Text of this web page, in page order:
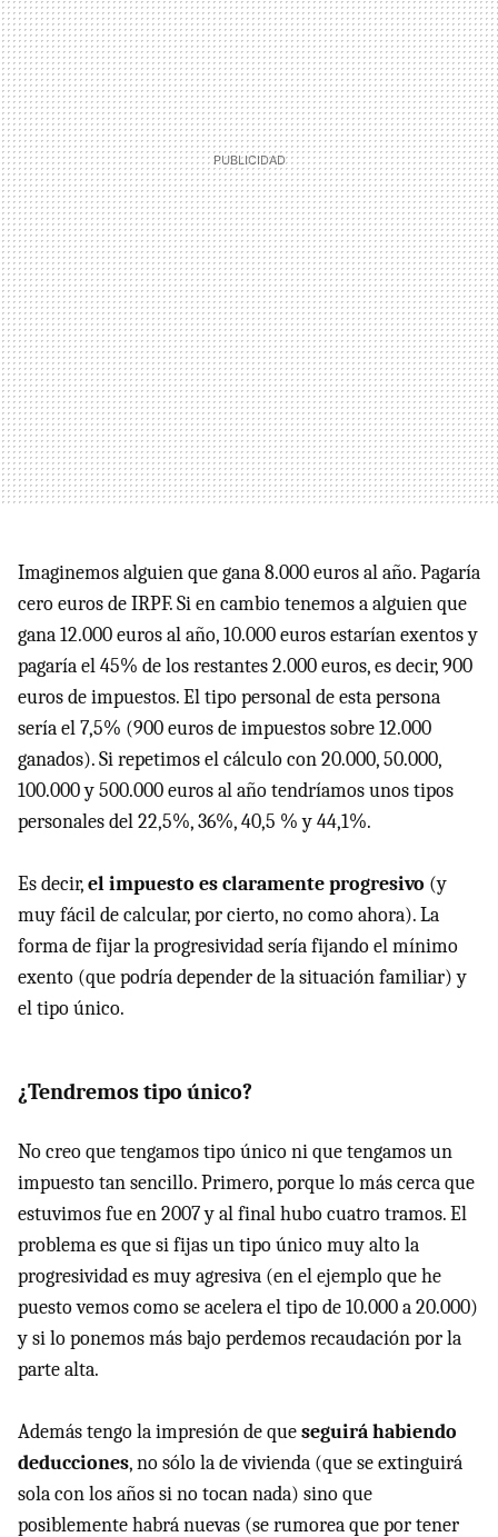
Imaginemos alguien que gana 8.000 euros al año. Pagaría
cero euros de IRPF. Si en cambio tenemos a alguien que
gana 12.000 euros al año, 10.000 euros estarían exentos y
pagaría el 45% de los restantes 2.000 euros, es decir, 900
euros de impuestos. El tipo personal de esta persona
sería el 7,5% (900 euros de impuestos sobre 12.000
ganados). Si repetimos el cálculo con 20.000, 50.000,
100.000 y 500.000 euros al año tendríamos unos tipos
personales del 22,5%, 36%, 40,5 % y 44,1%.
Es decir,el impuesto es claramente progresivo (y
muy fácil de calcular, por cierto, no como ahora). La
forma de fijar la progresividad sería fijando el mínimo
exento (que podría depender de la situación familiar) y
el tipo único.
¿Tendremos tipo único?
No creo que tengamos tipo único ni que tengamos un
impuesto tan sencillo. Primero, porque lo más cerca que
estuvimos fue en 2007 y al final hubo cuatro tramos. El
problema es que si fijas un tipo único muy alto la
progresividad es muy agresiva (en el ejemplo que he
puesto vemos como se acelera el tipo de 10.000 a 20.000)
y si lo ponemos más bajo perdemos recaudación por la
parte alta.
Además tengo la impresión de queseguirá habiendo
deducciones, no sólo la de vivienda (que se extinguirá
sola con los años si no tocan nada) sino que
posiblemente habrá nuevas (se rumorea que por tener